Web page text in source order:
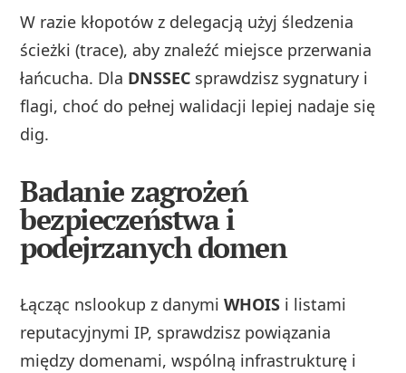
W razie kłopotów z delegacją użyj śledzenia
ścieżki (trace), aby znaleźć miejsce przerwania
łańcucha. Dla DNSSEC sprawdzisz sygnatury i
flagi, choć do pełnej walidacji lepiej nadaje się
dig.
Badanie zagrożeń
bezpieczeństwa i
podejrzanych domen
Łącząc nslookup z danymiWHOIS i listami
reputacyjnymi IP, sprawdzisz powiązania
między domenami, wspólną infrastrukturę i